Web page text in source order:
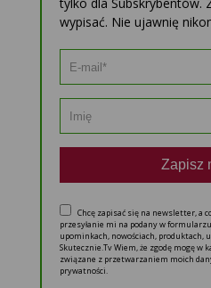
wypisać. Nie ujawnię
Zapisz
Chcę zapisać się na newsletter, a
przesyłanie mi na podany w
upominkach, nowościach, produktach,
Skutecznie.Tv Wiem, że zgodę mogę w
związane z przetwarzaniem moich
prywatności.